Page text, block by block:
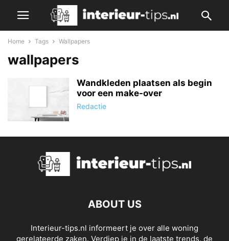
Home Tags Wallpapers
wallpapers
Wandkleden plaatsen als begin
voor een make-over
Redactie
ABOUT US
Interieur-tips.nl informeert je over alle woning
gerelateerde zaken. Verdiep je in de laatste trends, de